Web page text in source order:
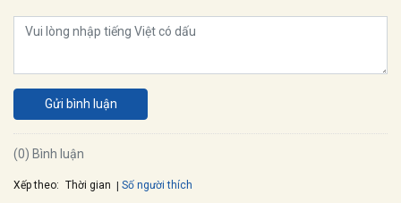
Gửi bình luận
(0) Bình luận
Xếp theo: Thời gian Số người thích